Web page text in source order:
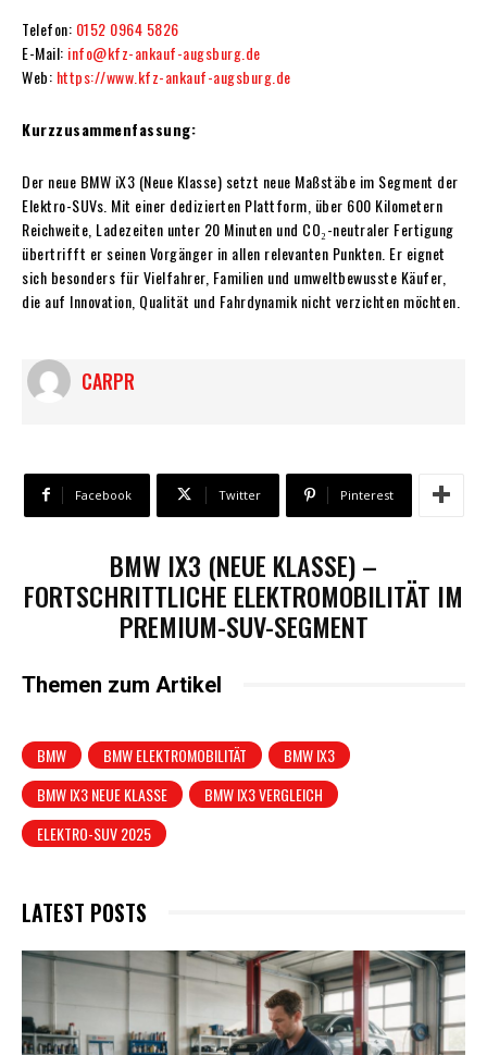
Telefon: 0152 0964 5826
E-Mail: info@kfz-ankauf-augsburg.de
Web: https://www.kfz-ankauf-augsburg.de
Kurzzusammenfassung:
Der neue BMW iX3 (Neue Klasse) setzt neue Maßstäbe im Segment der
Elektro-SUVs. Mit einer dedizierten Plattform, über 600 Kilometern
Reichweite, Ladezeiten unter 20 Minuten und CO₂-neutraler Fertigung
übertrifft er seinen Vorgänger in allen relevanten Punkten. Er eignet
sich besonders für Vielfahrer, Familien und umweltbewusste Käufer,
die auf Innovation, Qualität und Fahrdynamik nicht verzichten möchten.
CARPR
Facebook Twitter Pinterest
BMW IX3 (NEUE KLASSE) –
FORTSCHRITTLICHE ELEKTROMOBILITÄT IM
PREMIUM-SUV-SEGMENT
Themen zum Artikel
BMW BMW ELEKTROMOBILITÄT
BMW IX3
BMW IX3 NEUE KLASSE
BMW IX3 VERGLEICH
ELEKTRO-SUV 2025
LATEST POSTS